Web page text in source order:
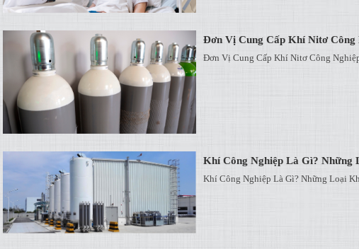
Đơn Vị Cung Cấp Khí Nitơ Công
Đơn Vị Cung Cấp Khí Nitơ Công
Khí Công Nghiệp Là Gì? Những
Khí Công Nghiệp Là Gì? Những Loại